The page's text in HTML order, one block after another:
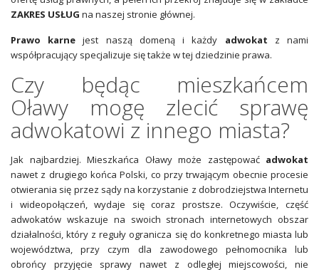
ZAKRES USŁUG na naszej stronie głównej.
Prawo karne jest naszą domeną i każdy adwokat z nami
współpracujący specjalizuje się także w tej dziedzinie prawa.
Czy będąc mieszkańcem
Oławy mogę zlecić sprawę
adwokatowi z innego miasta?
Jak najbardziej. Mieszkańca Oławy może zastępować adwokat
nawet z drugiego końca Polski, co przy trwającym obecnie procesie
otwierania się przez sądy na korzystanie z dobrodziejstwa Internetu
i wideopołączeń, wydaje się coraz prostsze. Oczywiście, część
adwokatów wskazuje na swoich stronach internetowych obszar
działalności, który z reguły ogranicza się do konkretnego miasta lub
województwa, przy czym dla zawodowego pełnomocnika lub
obrońcy przyjęcie sprawy nawet z odległej miejscowości, nie